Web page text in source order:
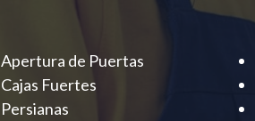
Apertura de Puertas
Cajas Fuertes
Persianas